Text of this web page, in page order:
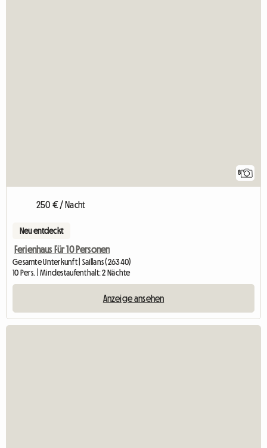
8
250 € / Nacht
Neu entdeckt
Ferienhaus Für 10 Personen
Gesamte Unterkunft | Saillans (26340)
10 Pers. | Mindestaufenthalt: 2 Nächte
Anzeige ansehen